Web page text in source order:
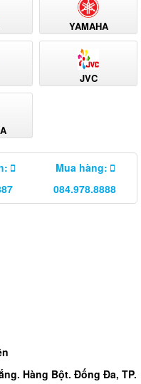
YAMAHA
JVC
Mua hàng:
084.978.8888
Hàng Bột. Đống Đa, TP.